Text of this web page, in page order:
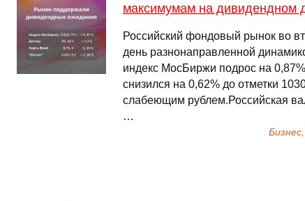
максимумам на дивидендном
Российский фондовый рынок во
день разнонаправленной
индекс МосБиржи подрос на
снизился на 0,62% до отметки
слабеющим рублем.Российская
…